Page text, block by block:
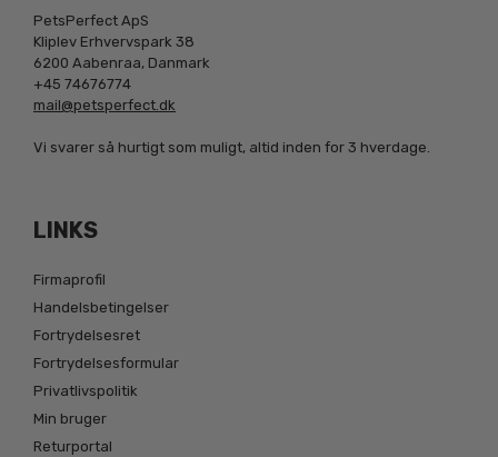
PetsPerfect ApS
Kliplev Erhvervspark 38
6200 Aabenraa, Danmark
+45 74676774
mail@petsperfect.dk
Vi svarer så hurtigt som muligt, altid inden for 3 hverdage.
LINKS
Firmaprofil
Handelsbetingelser
Fortrydelsesret
Fortrydelsesformular
Privatlivspolitik
Min bruger
Returportal